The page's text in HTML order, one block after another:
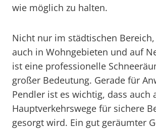
wie möglich zu halten.
Nicht nur im städtischen
auch in Wohngebieten und auf
ist eine professionelle
großer Bedeutung. Gerade für
Pendler ist es wichtig, dass auch
Hauptverkehrswege für sichere
gesorgt wird. Ein gut geräumter